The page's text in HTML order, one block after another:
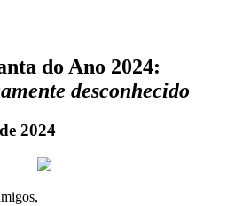
do Ano 2024:
desconhecido
2024